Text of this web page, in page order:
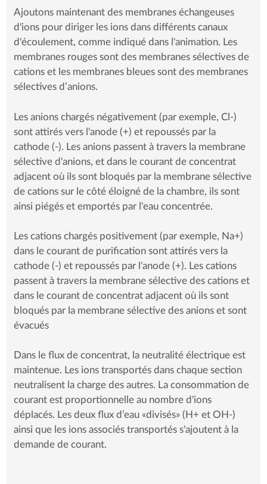
Ajoutons maintenant des membranes échangeuses
d'ions pour diriger les ions dans différents canaux
d'écoulement, comme indiqué dans l'animation. Les
membranes rouges sont des membranes sélectives de
cations et les membranes bleues sont des membranes
sélectives d’anions.
Les anions chargés négativement (par exemple, Cl-)
sont attirés vers l'anode (+) et repoussés par la
cathode (-). Les anions passent à travers la membrane
sélective d'anions, et dans le courant de concentrat
adjacent où ils sont bloqués par la membrane sélective
de cations sur le côté éloigné de la chambre, ils sont
ainsi piégés et emportés par l'eau concentrée.
Les cations chargés positivement (par exemple, Na+)
dans le courant de purification sont attirés vers la
cathode (-) et repoussés par l'anode (+). Les cations
passent à travers la membrane sélective des cations et
dans le courant de concentrat adjacent où ils sont
bloqués par la membrane sélective des anions et sont
évacués
Dans le flux de concentrat, la neutralité électrique est
maintenue. Les ions transportés dans chaque section
neutralisent la charge des autres. La consommation de
courant est proportionnelle au nombre d'ions
déplacés. Les deux flux d’eau «divisés» (H+ et OH-)
ainsi que les ions associés transportés s'ajoutent à la
demande de courant.